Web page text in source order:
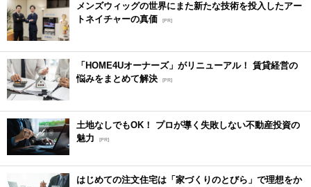
メンズウィッグの世界にまた新たな技術を投入したアー
トネイチャーの真価 [PR]
「HOME4Uオーナーズ」がリニューアル！ 賃貸経営の
悩みをまとめて解決 [PR]
土地なしでもOK！ プロが導く失敗しない不動産投資の
魅力
[PR]
はじめての注文住宅は「家づくりのとびら」で理想をか